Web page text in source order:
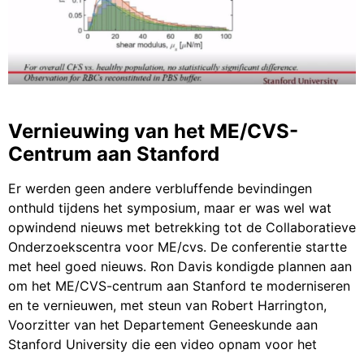
Vernieuwing van het ME/CVS-
Centrum aan Stanford
Er werden geen andere verbluffende bevindingen
onthuld tijdens het symposium, maar er was wel wat
opwindend nieuws met betrekking tot de Collaboratieve
Onderzoekscentra voor ME/cvs. De conferentie startte
met heel goed nieuws. Ron Davis kondigde plannen aan
om het ME/CVS-centrum aan Stanford te moderniseren
en te vernieuwen, met steun van Robert Harrington,
Voorzitter van het Departement Geneeskunde aan
Stanford University die een video opnam voor het